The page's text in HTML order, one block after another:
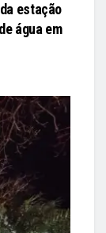
estação
água em